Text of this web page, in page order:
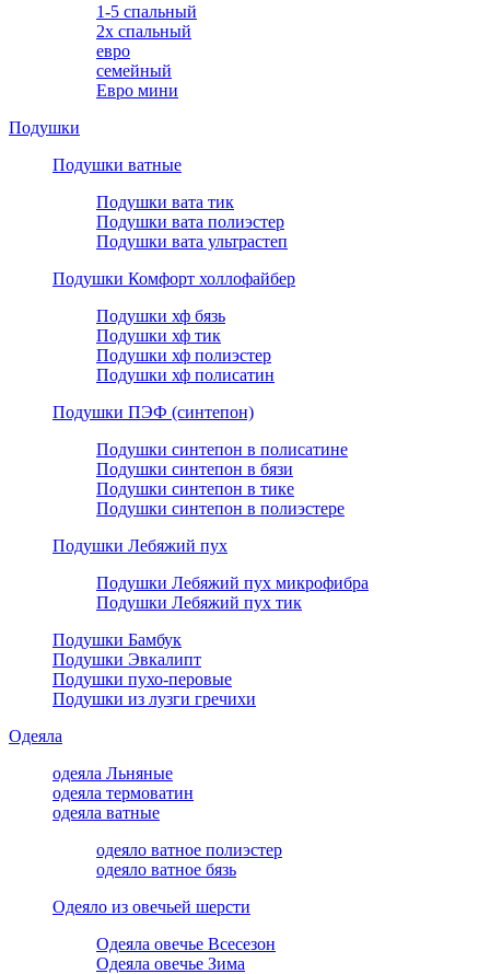
1-5 спальный
2х спальный
евро
семейный
Евро мини
Подушки
Подушки ватные
Подушки вата тик
Подушки вата полиэстер
Подушки вата ультрастеп
Подушки Комфорт холлофайбер
Подушки хф бязь
Подушки хф тик
Подушки хф полиэстер
Подушки хф полисатин
Подушки ПЭФ (синтепон)
Подушки синтепон в полисатине
Подушки синтепон в бязи
Подушки синтепон в тике
Подушки синтепон в полиэстере
Подушки Лебяжий пух
Подушки Лебяжий пух микрофибра
Подушки Лебяжий пух тик
Подушки Бамбук
Подушки Эвкалипт
Подушки пухо-перовые
Подушки из лузги гречихи
Одеяла
одеяла Льняные
одеяла термоватин
одеяла ватные
одеяло ватное полиэстер
одеяло ватное бязь
Одеяло из овечьей шерсти
Одеяла овечье Всесезон
Одеяла овечье Зима